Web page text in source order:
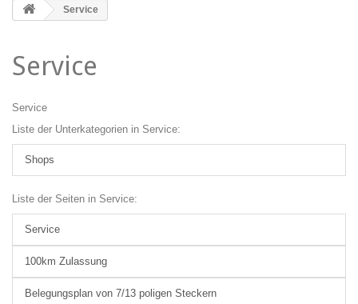
Service
Service
Service
Liste der Unterkategorien in Service:
Shops
Liste der Seiten in Service:
Service
100km Zulassung
Belegungsplan von 7/13 poligen Steckern